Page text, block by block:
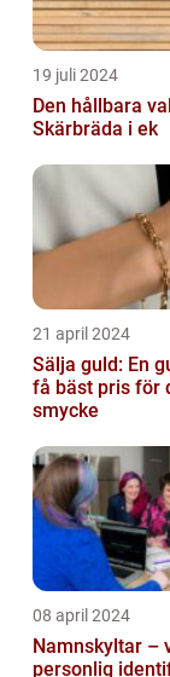
19 juli 2024
Den hållbara
Skärbräda i ek
21 april 2024
Sälja guld: En
få bäst pris för
smycke
08 april 2024
Namnskyltar –
personlig